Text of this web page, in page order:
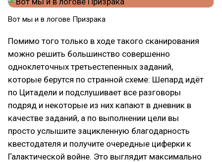
Вот мы и в логове Призрака
Помимо того только в ходе такого сканирования
можно решить большинство совершенно
одноклеточных третьестепенных заданий,
которые берутся по странной схеме: Шепард идёт
по Цитадели и подслушивает все разговоры
подряд и некоторые из них капают в дневник в
качестве заданий, а по выполнении цели вы
просто услышите зацикленную благодарность
квестодателя и получите очередные циферки к
Галактической войне. Это выглядит максимально